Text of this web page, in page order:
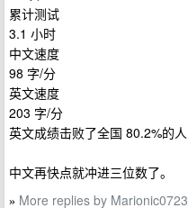
累计测试
3.1 小时
中文速度
98 字/分
英文速度
203 字/分
英文成绩击败了全国 80.2%的人
中文再快点就冲进三位数了。
» More replies by Marionic0723